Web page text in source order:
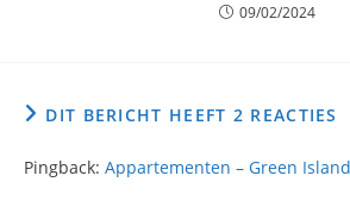
09/02/2024
DIT BERICHT HEEFT 2 REACTIES
Pingback: Appartementen – Green